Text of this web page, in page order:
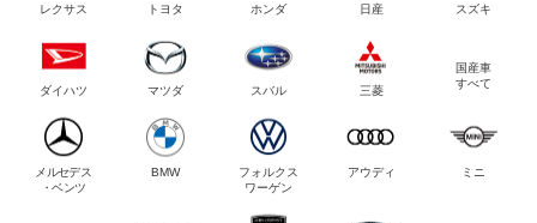
レクサス トヨタ ホンダ 日産 スズキ
ダイハツ マツダ スバル 三菱
国産車
すべて
メルセデス
・ベンツ
BMW
フォルクス
ワーゲン
アウディ ミニ